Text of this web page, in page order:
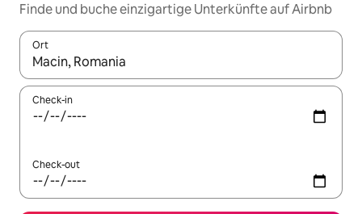
Finde und buche einzigartige Unterkünfte auf Airbnb
Ort
Wenn Ergebnisse verfügbar sind, navigiere mit den
Check-in
Check-out